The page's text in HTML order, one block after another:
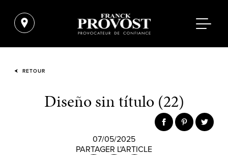
RETOUR
Diseño sin título (22)
07/05/2025
PARTAGER L'ARTICLE